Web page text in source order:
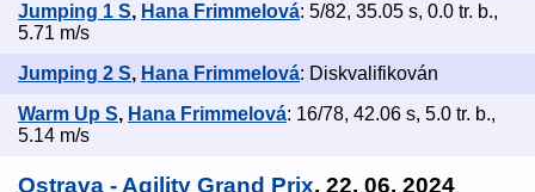
Jumping 1 S, Hana Frimmelová: 5/82, 35.05 s, 0.0 tr. b.,
5.71 m/s
Jumping 2 S, Hana Frimmelová: Diskvalifikován
Warm Up S, Hana Frimmelová: 16/78, 42.06 s, 5.0 tr. b.,
5.14 m/s
Ostrava - Agility Grand Prix, 22. 06. 2024